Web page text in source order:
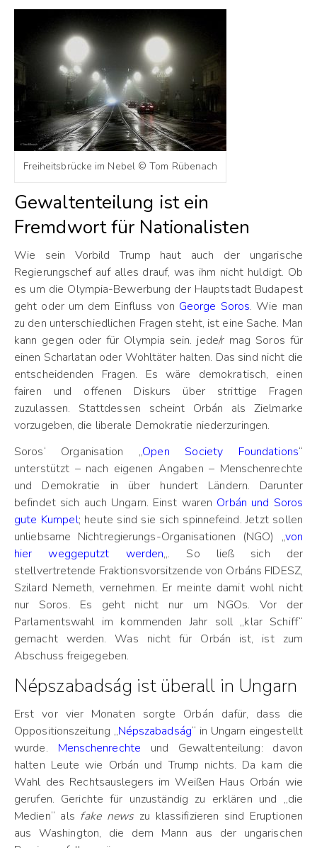
Freiheitsbrücke im Nebel © Tom Rübenach
Gewaltenteilung ist ein
Fremdwort für Nationalisten
Wie sein Vorbild Trump haut auch der ungarische
Regierungschef auf alles drauf, was ihm nicht huldigt. Ob
es um die Olympia-Bewerbung der Hauptstadt Budapest
geht oder um dem Einfluss von George Soros. Wie man
zu den unterschiedlichen Fragen steht, ist eine Sache. Man
kann gegen oder für Olympia sein. jede/r mag Soros für
einen Scharlatan oder Wohltäter halten. Das sind nicht die
entscheidenden Fragen. Es wäre demokratisch, einen
fairen und offenen Diskurs über strittige Fragen
zuzulassen. Stattdessen scheint Orbán als Zielmarke
vorzugeben, die liberale Demokratie niederzuringen.
Soros‘ Organisation „Open Society Foundations“
unterstützt – nach eigenen Angaben – Menschenrechte
und Demokratie in über hundert Ländern. Darunter
befindet sich auch Ungarn. Einst waren Orbán und Soros
gute Kumpel; heute sind sie sich spinnefeind. Jetzt sollen
unliebsame Nichtregierungs-Organisationen (NGO) „von
hier weggeputzt werden„. So ließ sich der
stellvertretende Fraktionsvorsitzende von Orbáns FIDESZ,
Szilard Nemeth, vernehmen. Er meinte damit wohl nicht
nur Soros. Es geht nicht nur um NGOs. Vor der
Parlamentswahl im kommenden Jahr soll „klar Schiff“
gemacht werden. Was nicht für Orbán ist, ist zum
Abschuss freigegeben.
Népszabadság ist überall in Ungarn
Erst vor vier Monaten sorgte Orbán dafür, dass die
Oppositionszeitung „Népszabadság“ in Ungarn eingestellt
wurde. Menschenrechte und Gewaltenteilung: davon
halten Leute wie Orbán und Trump nichts. Da kam die
Wahl des Rechtsauslegers im Weißen Haus Orbán wie
gerufen. Gerichte für unzuständig zu erklären und „die
Medien“ als fake newszu klassifizieren sind Eruptionen
aus Washington, die dem Mann aus der ungarischen